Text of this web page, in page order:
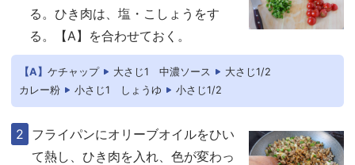
る。ひき肉は、塩・こしょうをす
る。【A】を合わせておく。
【A】 ケチャップ 大さじ1 中濃ソース
大さじ1/2
カレー粉
小さじ1 しょうゆ 小さじ1/2
フライパンにオリーブオイルをひい
て熱し、ひき肉を入れ、色が変わっ